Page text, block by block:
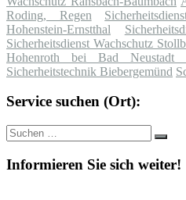
Roding, Regen
Hohenstein-Ernstthal
Sicherheitsdienst Wachschutz
Hohenroth bei Bad Neustadt
Sicherheitstechnik Biebergemünd
Service suchen (Ort):
Suche
nach:
Informieren Sie sich weiter!